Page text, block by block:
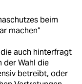
beim
machen“
auch hinterfragt
der Wahl die
betreibt, oder